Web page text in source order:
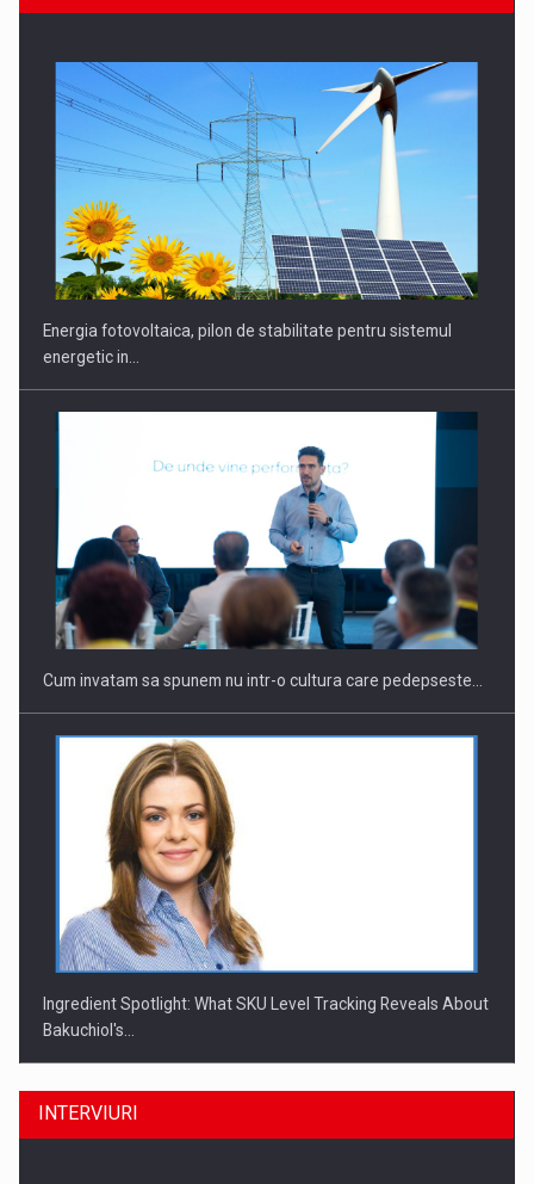
CEO Conference - Shaping The Future - Technology and…
Webinar - Business Evolution-RETHINK STRATEGY-Finantare
Investitii Digitalizare
Energia fotovoltaica, pilon de stabilitate pentru sistemul
energetic in…
Cum invatam sa spunem nu intr-o cultura care pedepseste…
Ingredient Spotlight: What SKU Level Tracking Reveals About
Bakuchiol's…
INTERVIURI